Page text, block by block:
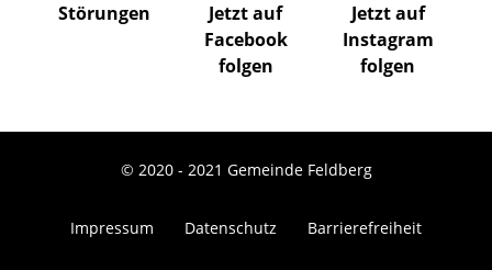
Störungen
Jetzt auf
Facebook
folgen
Jetzt auf
Instagram
folgen
© 2020 - 2021 Gemeinde Feldberg
Impressum Datenschutz Barrierefreiheit